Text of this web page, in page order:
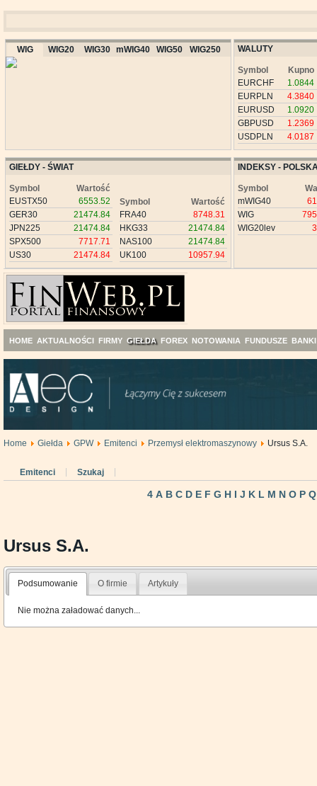
WIG WIG20 WIG30 mWIG40 WIG50 WIG250 WALUTY
Symbol
Kupno
EURCHF
1.0844
EURPLN
4.3840
EURUSD
1.0920
GBPUSD
1.2369
USDPLN
4.0187
GIEŁDY - ŚWIAT
Symbol
Wartość
EUSTX50
6553.52
GER30
21474.84
JPN225
21474.84
SPX500
7717.71
US30
21474.84
Symbol
Wartość
FRA40
8748.31
HKG33
21474.84
NAS100
21474.84
UK100
10957.94
INDEKSY -
Symbol
mWIG40
WIG
WIG20lev
HOME AKTUALNOŚCI FIRMY GIEŁDA FOREX NOTOWANIA FUNDUSZE BANKI
Home Giełda GPW Emitenci Przemysł elektromaszynowy Ursus S.A.
Emitenci Szukaj
4 A B C D E F G H I J K L M N O P Q
Ursus S.A.
Podsumowanie O firmie Artykuły
Nie można załadować danych...